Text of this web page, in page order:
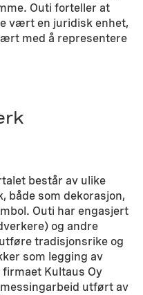
Outi forteller at
vært en juridisk enhet,
med å representere
består av ulike
både som dekorasjon,
Outi har engasjert
og andre
tradisjonsrike og
som legging av
Kultaus Oy
utført av